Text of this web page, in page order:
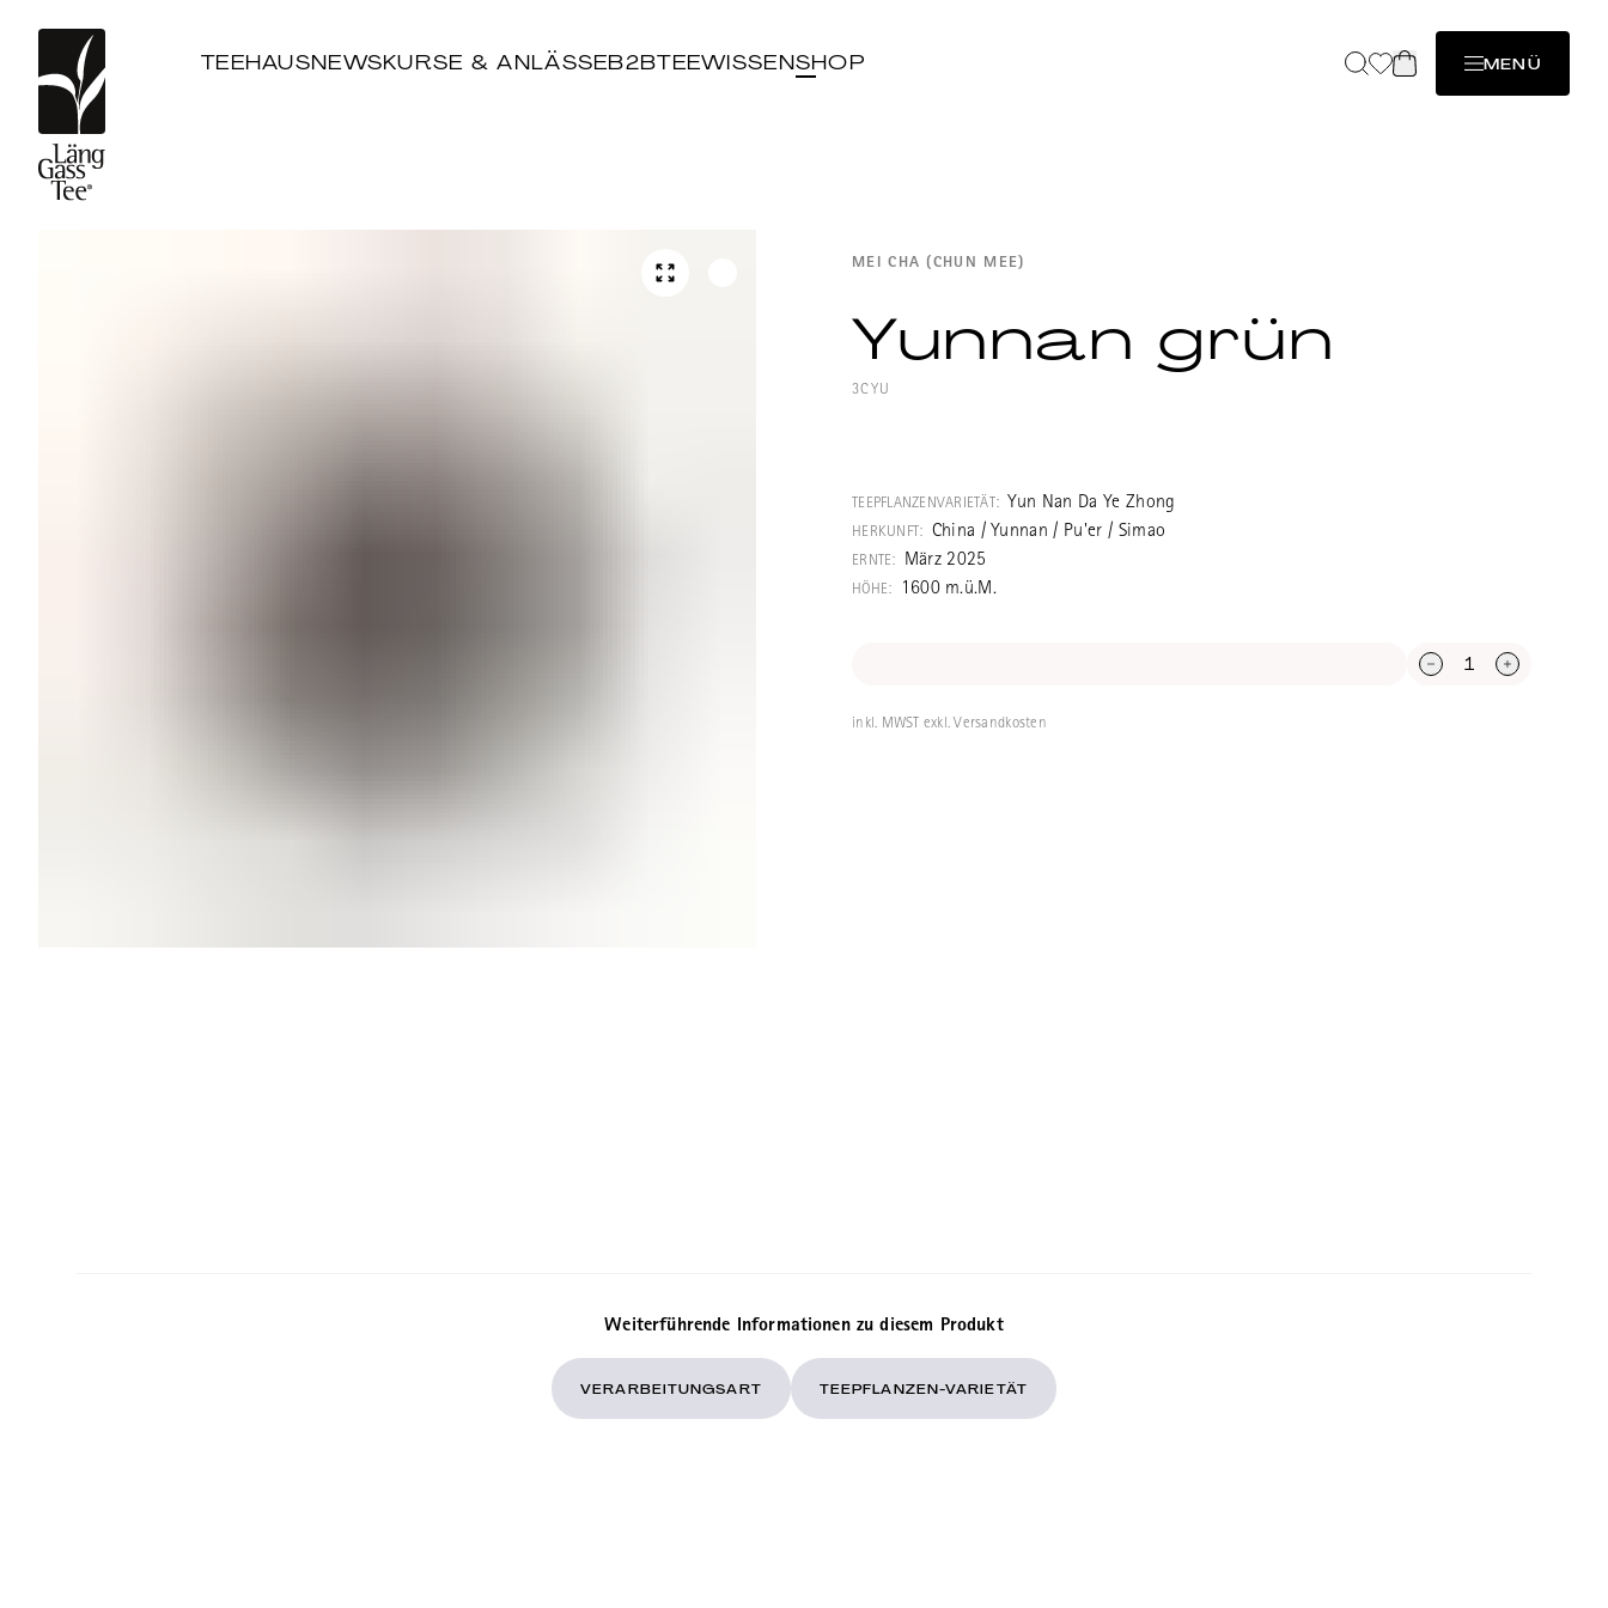
TEEHAUSNEWSKURSE & ANLÄSSEB2BTEEWISSENSHOP MENÜ
MEI CHA (CHUN MEE)
Yunnan grün
3CYU
markantem Aroma.
TEEPFLANZENVARIETÄT: Yun Nan Da Ye Zhong
HERKUNFT: China / Yunnan / Pu'er / Simao
ERNTE: März 2025
HÖHE: 1600 m.ü.M.
inkl. MWST exkl. Versandkosten
Weiterführende Informationen zu diesem Produkt
VERARBEITUNGSART TEEPFLANZEN-VARIETÄT